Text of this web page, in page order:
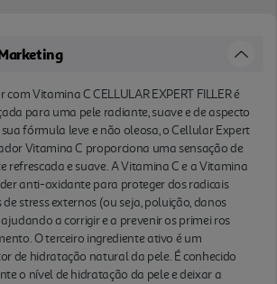
sensação de renovação e
de forma duradoura. Após uma
o pro duto alisa visivelmente
numa pele mais uniforme e
jovem e radiante.
aprovado, o Cellular Expert
Vitamina C é suave para a
todos os tipos de pele, inclu indo
eficácia foi validada por
A embalagem recicle no
Vitamina C CELLULAR EXPERT FILLER é
para uma pele radiante, suave e de aspecto
fórmula leve e não oleosa, o Cellular Expert
Vitamina C proporciona uma sensação de
refrescada e suave. A Vitamina C e a Vitamina
anti-oxidante para proteger dos radicais
stress externos (ou seja, poluição, danos
a corrigir e a prevenir os primei ros
O terceiro ingrediente ativo é um
de hidratação natural da pele. É conhecido
o nível de hidratação da pele e deixar a